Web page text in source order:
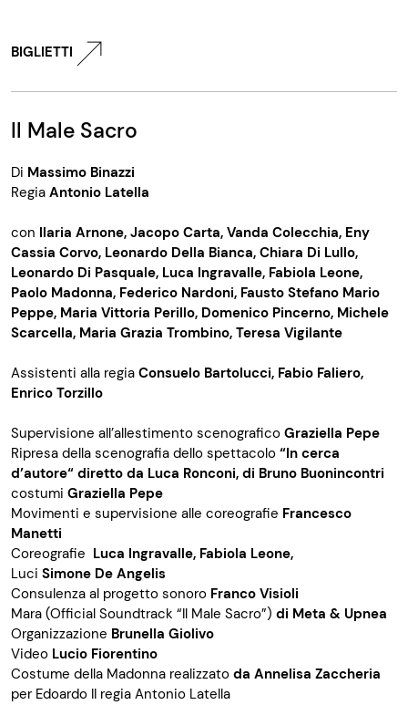
BIGLIETTI
Il Male Sacro
Di Massimo Binazzi
Regia Antonio Latella
con Ilaria Arnone, Jacopo Carta, Vanda Colecchia, Eny
Cassia Corvo, Leonardo Della Bianca, Chiara Di Lullo,
Leonardo Di Pasquale, Luca Ingravalle, Fabiola Leone,
Paolo Madonna, Federico Nardoni, Fausto Stefano Mario
Peppe, Maria Vittoria Perillo, Domenico Pincerno, Michele
Scarcella, Maria Grazia Trombino, Teresa Vigilante
Assistenti alla regia Consuelo Bartolucci, Fabio Faliero,
Enrico Torzillo
Supervisione all’allestimento scenografico Graziella Pepe
Ripresa della scenografia dello spettacolo “In cerca
d’autore“ diretto da Luca Ronconi, di Bruno Buonincontri
costumi Graziella Pepe
Movimenti e supervisione alle coreografie Francesco
Manetti
Coreografie Luca Ingravalle, Fabiola Leone,
Luci Simone De Angelis
Consulenza al progetto sonoro Franco Visioli
Mara (Official Soundtrack “Il Male Sacro”) di Meta & Upnea
Organizzazione Brunella Giolivo
Video Lucio Fiorentino
Costume della Madonna realizzato da Annelisa Zaccheria
per Edoardo II regia Antonio Latella